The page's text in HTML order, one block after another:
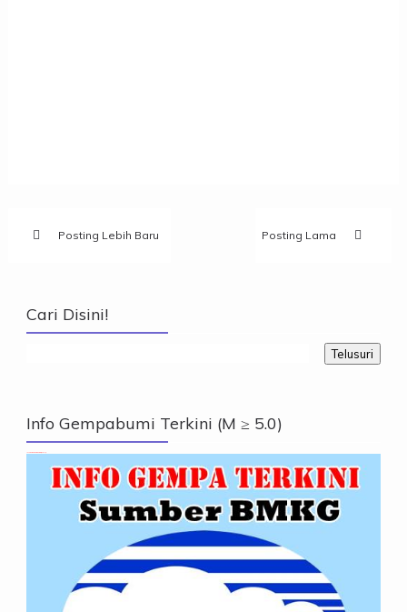
Posting Lebih Baru Posting Lama
Cari Disini!
Info Gempabumi Terkini (M ≥ 5.0)